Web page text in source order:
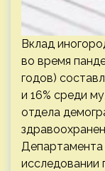
Вклад
во время
годов)
и 16% среди
отдела
Департамента
исследовании